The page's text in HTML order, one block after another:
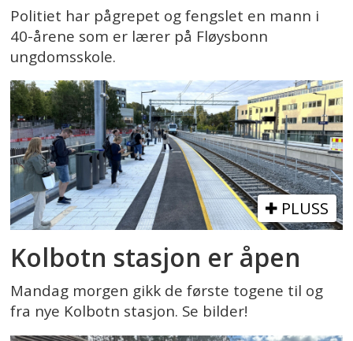
Politiet har pågrepet og fengslet en mann i
40-årene som er lærer på Fløysbonn
ungdomsskole.
PLUSS
Kolbotn stasjon er åpen
Mandag morgen gikk de første togene til og
fra nye Kolbotn stasjon. Se bilder!